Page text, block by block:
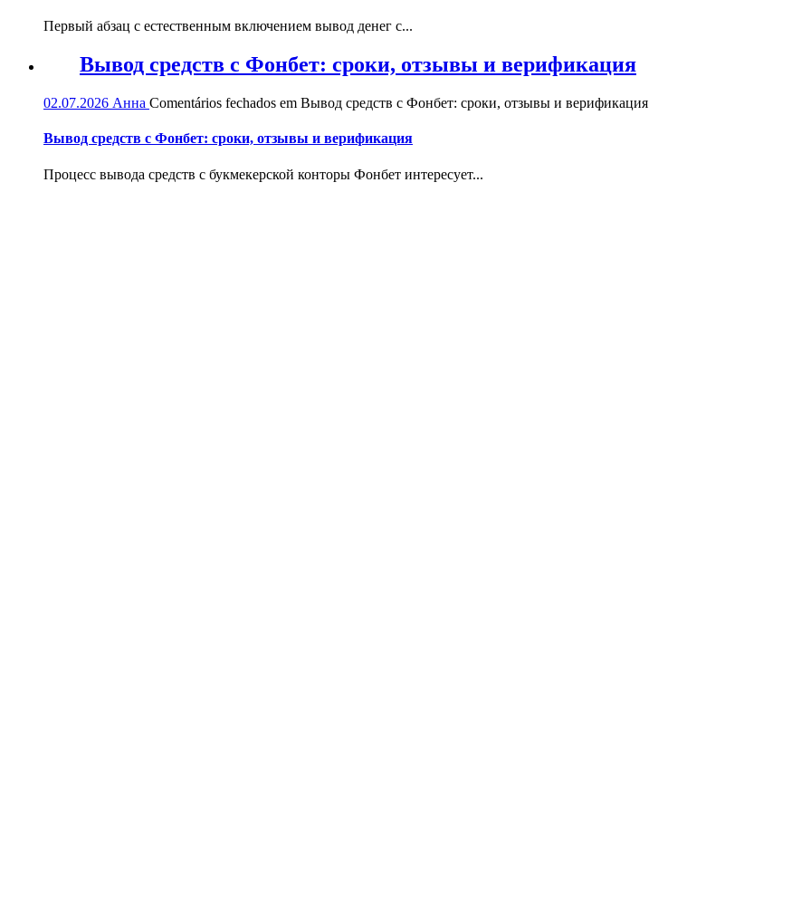
Первый абзац с естественным включением вывод денег с...
Вывод средств с Фонбет: сроки, отзывы и верификация
02.07.2026 Анна Comentários fechados em Вывод средств с Фонбет: сроки, отзывы и верификация
Вывод средств с Фонбет: сроки, отзывы и верификация
Процесс вывода средств с букмекерской конторы Фонбет интересует...